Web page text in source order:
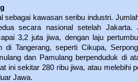
sebagai kawasan seribu industri.
secara nasional setelah Jakarta.
3,2 juta jiwa, dengan laju
di Tangerang, seperti Cikupa,
dan Pamulang berpenduduk di
ini sekitar 280 ribu jiwa, atau melebihi
Jawa.